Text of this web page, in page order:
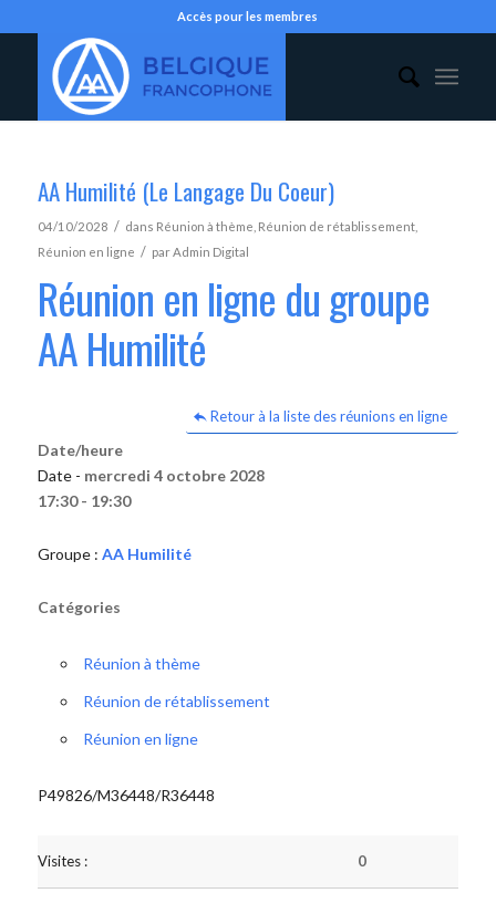
Accès pour les membres
AA Humilité (Le Langage Du Coeur)
04/10/2028 / dans Réunion à thème Réunion de rétablissement,
Réunion en ligne / parAdmin Digital
Réunion en ligne du groupe
AA Humilité
Retour à la liste des réunions en ligne
Date/heure
Date - mercredi 4 octobre 2028
17:30 - 19:30
Groupe : AA Humilité
Catégories
Réunion à thème
Réunion de rétablissement
Réunion en ligne
P49826/M36448/R36448
Visites : 0